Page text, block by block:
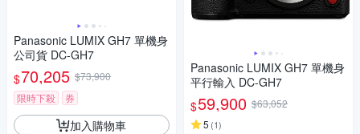
Panasonic LUMIX GH7 單機身
公司貨 DC-GH7
$70,205 $73,900
限時下殺
券
加入購物車
Panasonic LUMIX GH7 單機身
平行輸入 DC-GH7
$59,900 $63,052
5 (1)